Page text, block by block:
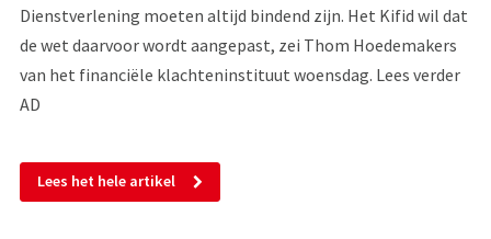
Dienstverlening moeten altijd bindend zijn. Het Kifid wil dat
de wet daarvoor wordt aangepast, zei Thom Hoedemakers
van het financiële klachteninstituut woensdag. Lees verder
AD
Lees het hele artikel